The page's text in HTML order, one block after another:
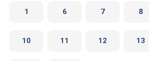
1 6 7 8
10 11 12 13